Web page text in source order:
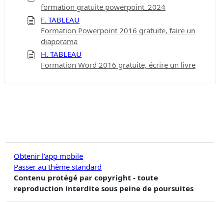
formation gratuite powerpoint_2024
F. TABLEAU
Formation Powerpoint 2016 gratuite, faire un
diaporama
H. TABLEAU
Formation Word 2016 gratuite, écrire un livre
Obtenir l’app mobile
Passer au thème standard
Contenu protégé par copyright - toute
reproduction interdite sous peine de poursuites